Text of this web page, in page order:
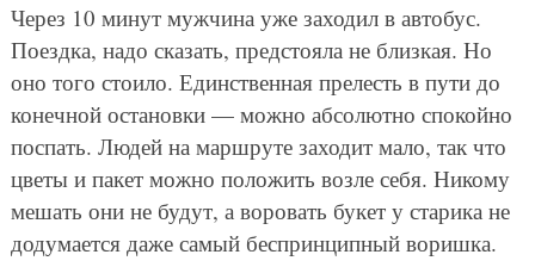
Через 10 минут мужчина уже заходил в автобус.
Поездка, надо сказать, предстояла не близкая. Но
оно того стоило. Единственная прелесть в пути до
конечной остановки — можно абсолютно спокойно
поспать. Людей на маршруте заходит мало, так что
цветы и пакет можно положить возле себя. Никому
мешать они не будут, а воровать букет у старика не
додумается даже самый беспринципный воришка.